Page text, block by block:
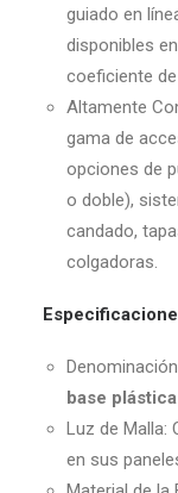
guiado en
disponibles
coeficiente
Altamente
gama de
opciones de
o doble),
candado,
colgadoras.
base plástica
Luz de Malla:
en sus